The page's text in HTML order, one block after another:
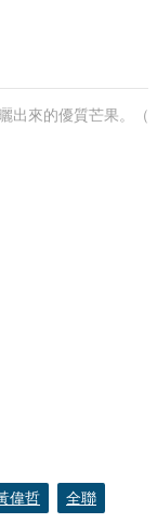
出來的優質芒果。（
偉哲 全聯